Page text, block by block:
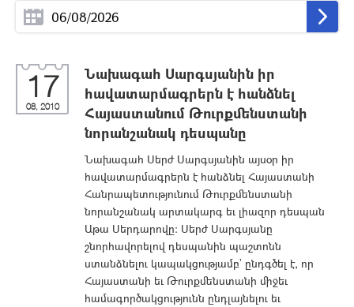
17
08, 2010
Նախագահ Սարգսյանին իր
հավատարմագրերն է հանձնել
Հայաստանում Թուրքմենստանի
նորանշանակ դեսպանը
Նախագահ Սերժ Սարգսյանին այսօր իր
հավատարմագրերն է հանձնել Հայաստանի
Հանրապետությունում Թուրքմենստանի
նորանշանակ արտակարգ եւ լիազոր դեսպան
Աթա Սերդարովը: Սերժ Սարգսյանը
շնորհավորելով դեսպանին պաշտոնն
ստանձնելու կապակցությամբ` ընդգծել է, որ
Հայաստանի եւ Թուրքմենստանի միջեւ
համագործակցությունն ընդլայնելու եւ